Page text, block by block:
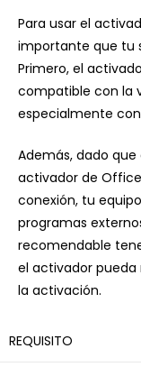
Para usar el
importante que tu
Primero, el
compatible con la
especialmente con
Además, dado
activador de
conexión, tu
programas
recomendable
el activador pueda
la activación.
REQUISITO